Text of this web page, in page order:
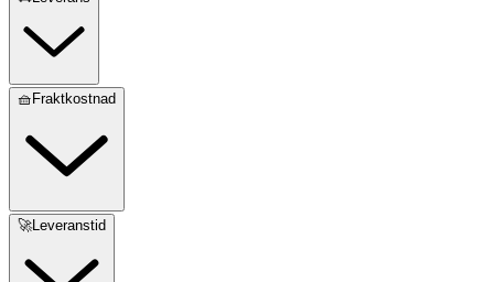
ENSTAKA KÄRNOR ELLER KÄRNRESTER.
🧺Fraktkostnad
🚀Leveranstid